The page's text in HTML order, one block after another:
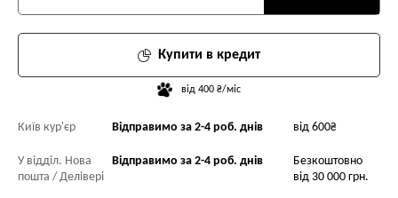
Купити в кредит
від 400 ₴/міс
Київ кур'єр Відправимо за 2-4 роб. днів від 600₴
У відділ. Нова
пошта / Делівері
Відправимо за 2-4 роб. днів
Безкоштовно
від 30 000 грн.